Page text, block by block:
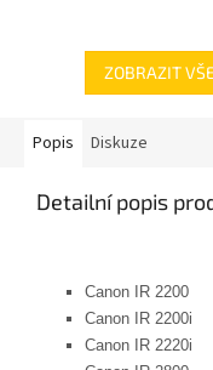
ZOBRAZIT
Popis Diskuze
Detailní popis
Canon IR 2200
Canon IR 2200i
Canon IR 2220i